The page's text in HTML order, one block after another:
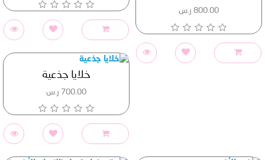
800.00 ر.س
خلايا جذعية
700.00 ر.س